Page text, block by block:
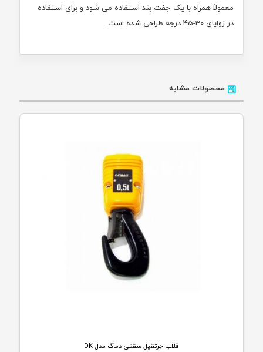
معمولاً همراه با یک جفت بند استفاده می شود و برای استفاده
در زوایای 30-45 درجه طراحی شده است.
محصولات مشابه
قلاب جرثقیل سقفی دماگ مدل DK